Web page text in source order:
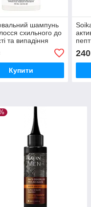
шампунь
схильного до
та випадіння
Triology, 500
Купити
240